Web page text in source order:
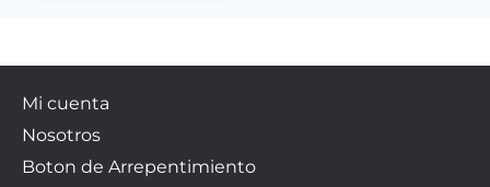
Mi cuenta
Nosotros
Boton de Arrepentimiento